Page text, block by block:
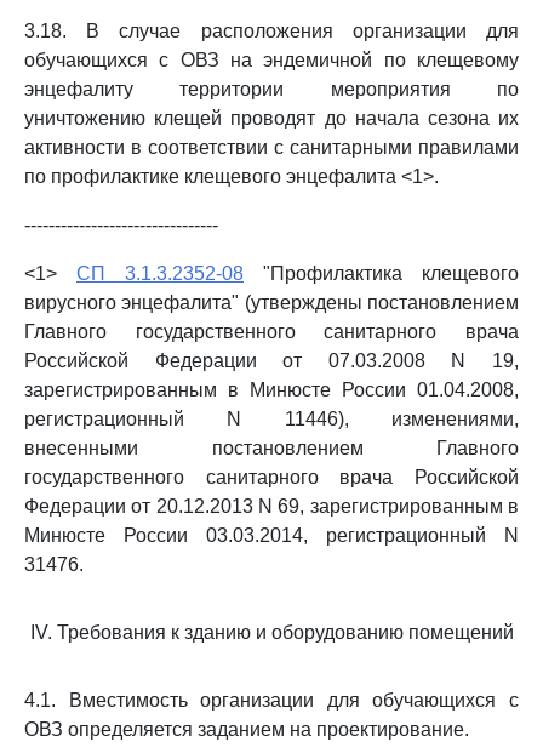
3.18. В случае расположения организации для
обучающихся с ОВЗ на эндемичной по клещевому
энцефалиту территории мероприятия по
уничтожению клещей проводят до начала сезона их
активности в соответствии с санитарными правилами
по профилактике клещевого энцефалита <1>.
--------------------------------
<1> СП 3.1.3.2352-08 "Профилактика клещевого
вирусного энцефалита" (утверждены постановлением
Главного государственного санитарного врача
Российской Федерации от 07.03.2008 N 19,
зарегистрированным в Минюсте России 01.04.2008,
регистрационный N 11446), изменениями,
внесенными постановлением Главного
государственного санитарного врача Российской
Федерации от 20.12.2013 N 69, зарегистрированным в
Минюсте России 03.03.2014, регистрационный N
31476.
IV. Требования к зданию и оборудованию помещений
4.1. Вместимость организации для обучающихся с
ОВЗ определяется заданием на проектирование.